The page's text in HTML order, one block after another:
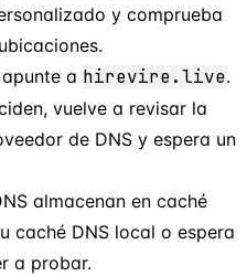
y comprueba
a hirevire.live.
vuelve a revisar la
de DNS y espera un
almacenan en caché
caché DNS local o espera
a probar.